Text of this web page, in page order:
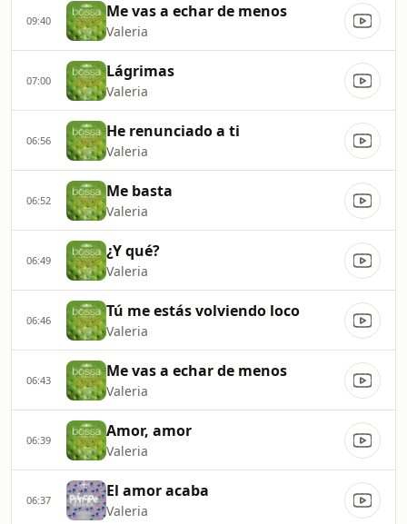
09:40 Me vas a echar de menos
Valeria
07:00 Lágrimas
Valeria
06:56 He renunciado a ti
Valeria
06:52 Me basta
Valeria
06:49 ¿Y qué?
Valeria
06:46 Tú me estás volviendo loco
Valeria
06:43 Me vas a echar de menos
Valeria
06:39 Amor, amor
Valeria
06:37 El amor acaba
Valeria